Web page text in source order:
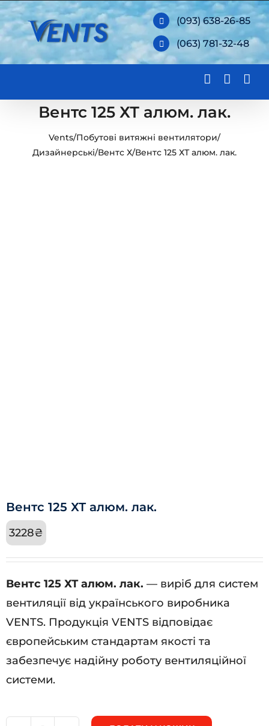
Skip
to
content
(093) 638-26-85
(063) 781-32-48
Вентс 125 ХТ алюм. лак.
Vents/Побутові витяжні вентилятори/
Дизайнерські/Вентс Х/Вентс 125 ХТ алюм. лак.
Вентс 125 ХТ алюм. лак.
3228₴
Вентс 125 ХТ алюм. лак. — виріб для систем
вентиляції від українського виробника
VENTS. Продукція VENTS відповідає
європейським стандартам якості та
забезпечує надійну роботу вентиляційної
системи.